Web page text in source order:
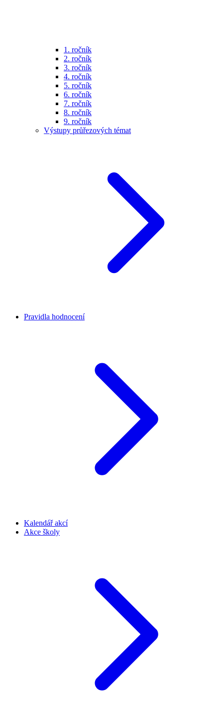
1. ročník
2. ročník
3. ročník
4. ročník
5. ročník
6. ročník
7. ročník
8. ročník
9. ročník
Výstupy průřezových témat
Pravidla hodnocení
Kalendář akcí
Akce školy